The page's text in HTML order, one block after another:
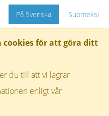
cookies för att göra ditt
du till att vi lagrar
enligt vår
På Svenska Suomeksi